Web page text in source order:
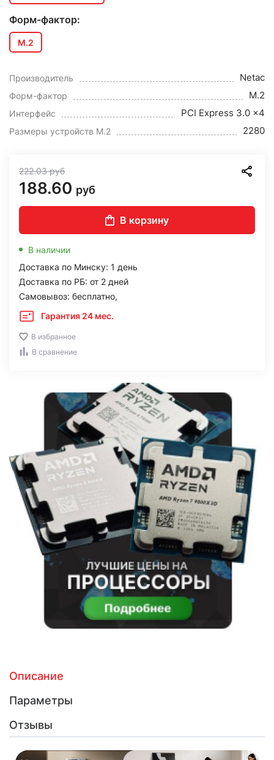
Форм-фактор:
M.2
Производитель Netac
Форм-фактор M.2
Интерфейс PCI Express 3.0 x4
Размеры устройств M.2 2280
222.03руб
188.60 руб
В корзину
В наличии
Доставка по Минску: 1 день
Доставка по РБ: от 2 дней
Самовывоз: бесплатно,
Гарантия 24 мес.
В избранное
В сравнение
Описание
Параметры
Отзывы